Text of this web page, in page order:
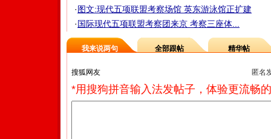
·图文:现代五项联盟考察场馆 英东游泳馆正扩建
·国际现代五项联盟考察团来京 考察三座体...
我来说两句 全部跟帖 精华帖
匿名
*用搜狗拼音输入法发帖子，体验更流畅